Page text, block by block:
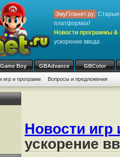
ЭмуПланет.ру: Старые
платформах!
Новости программы &
ускорение ввода
Game Boy GBAdvance GBColor
игр и программ Вопросы и предложения
Новости игр
ускорение